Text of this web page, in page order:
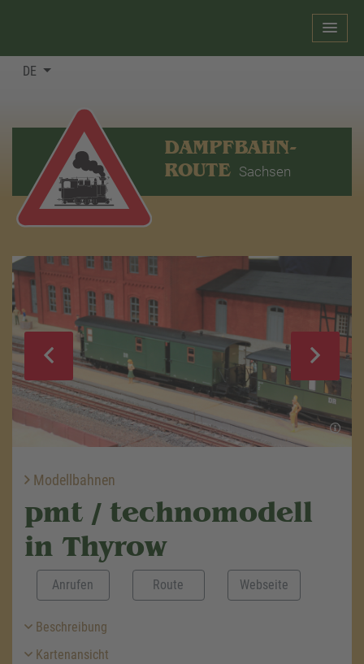
DE
DAMPFBAHN-
ROUTE Sachsen
Modellbahnen
pmt / technomodell
in Thyrow
Anrufen Route Webseite
Beschreibung
Kartenansicht